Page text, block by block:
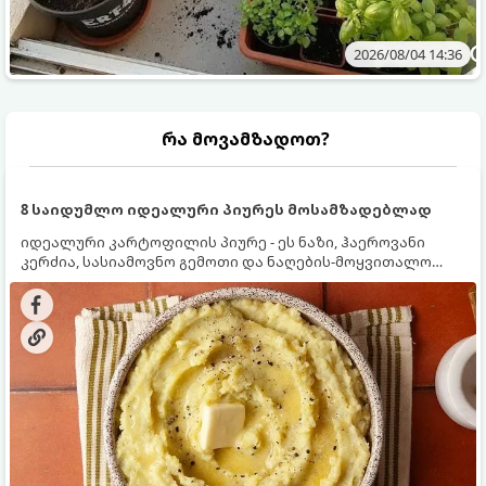
2026/08/04 14:36
რა მოვამზადოთ?
8 საიდუმლო იდეალური პიურეს მოსამზადებლად
იდეალური კარტოფილის პიურე - ეს ნაზი, ჰაეროვანი
კერძია, სასიამოვნო გემოთი და ნაღების-მოყვითალო
ფერით. მისი მომზადება ძალიან მარტივია, მაგრამ
არსებობს რამდენიმე საიდუმლო, რომლებიც უნდა
იცოდეთ, რომ პიურე იდეალურად გემრიელი გამოვიდეს.